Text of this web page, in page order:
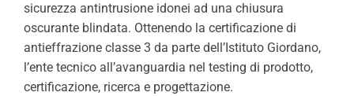
sicurezza antintrusione idonei ad una chiusura
oscurante blindata. Ottenendo la certificazione di
antieffrazione classe 3 da parte dell’Istituto Giordano,
l’ente tecnico all’avanguardia nel testing di prodotto,
certificazione, ricerca e progettazione.